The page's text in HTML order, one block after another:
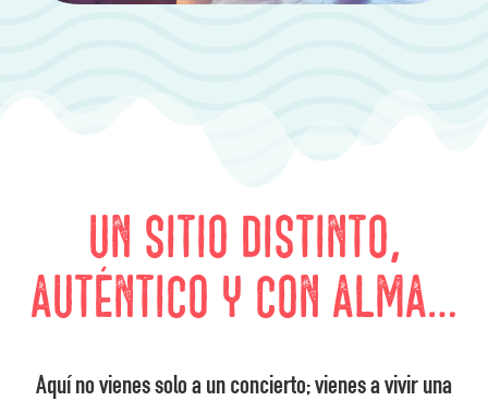
Un sitio distinto,
auténtico y con alma…
Aquí no vienes solo a un concierto; vienes a vivir una